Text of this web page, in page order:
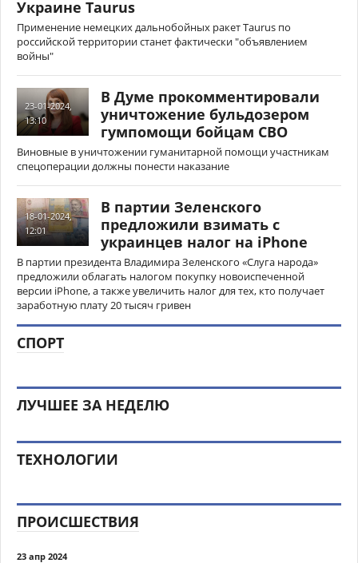
Украине Taurus
Применение немецких дальнобойных ракет Taurus по
российской территории станет фактически "объявлением
войны"
23-01-2024,
13:10
В Думе прокомментировали
уничтожение бульдозером
гумпомощи бойцам СВО
Виновные в уничтожении гуманитарной помощи участникам
спецоперации должны понести наказание
18-01-2024,
12:01
В партии Зеленского
предложили взимать с
украинцев налог на iPhone
В партии президента Владимира Зеленского «Слуга народа»
предложили облагать налогом покупку новоиспеченной
версии iPhone, а также увеличить налог для тех, кто получает
заработную плату 20 тысяч гривен
СПОРТ
ЛУЧШЕЕ ЗА НЕДЕЛЮ
ТЕХНОЛОГИИ
ПРОИСШЕСТВИЯ
23 апр 2024